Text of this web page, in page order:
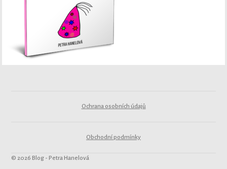
Ochrana osobních údajů
Obchodní podmínky
© 2026 Blog - Petra Hanelová